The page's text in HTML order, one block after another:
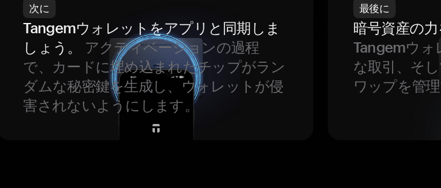
次に
Tangemウォレットをアプリと同期しま
しょう。
アクティベーションの過程
で、カードに埋め込まれたチップがラン
ダムな秘密鍵を生成し、ウォレットが侵
害されないようにします。
最後に
暗号資産の
Tangemウォ
な取引、そ
ワップを管